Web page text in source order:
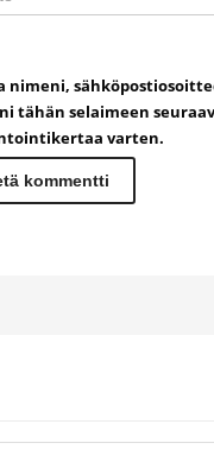
nimeni,
tähän selaimeen
varten.